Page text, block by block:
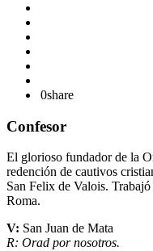
0share
Confesor
El glorioso fundador de la
redención de cautivos
San Felix de Valois.
Roma.
V: San Juan de Mata
R: Orad por nosotros.